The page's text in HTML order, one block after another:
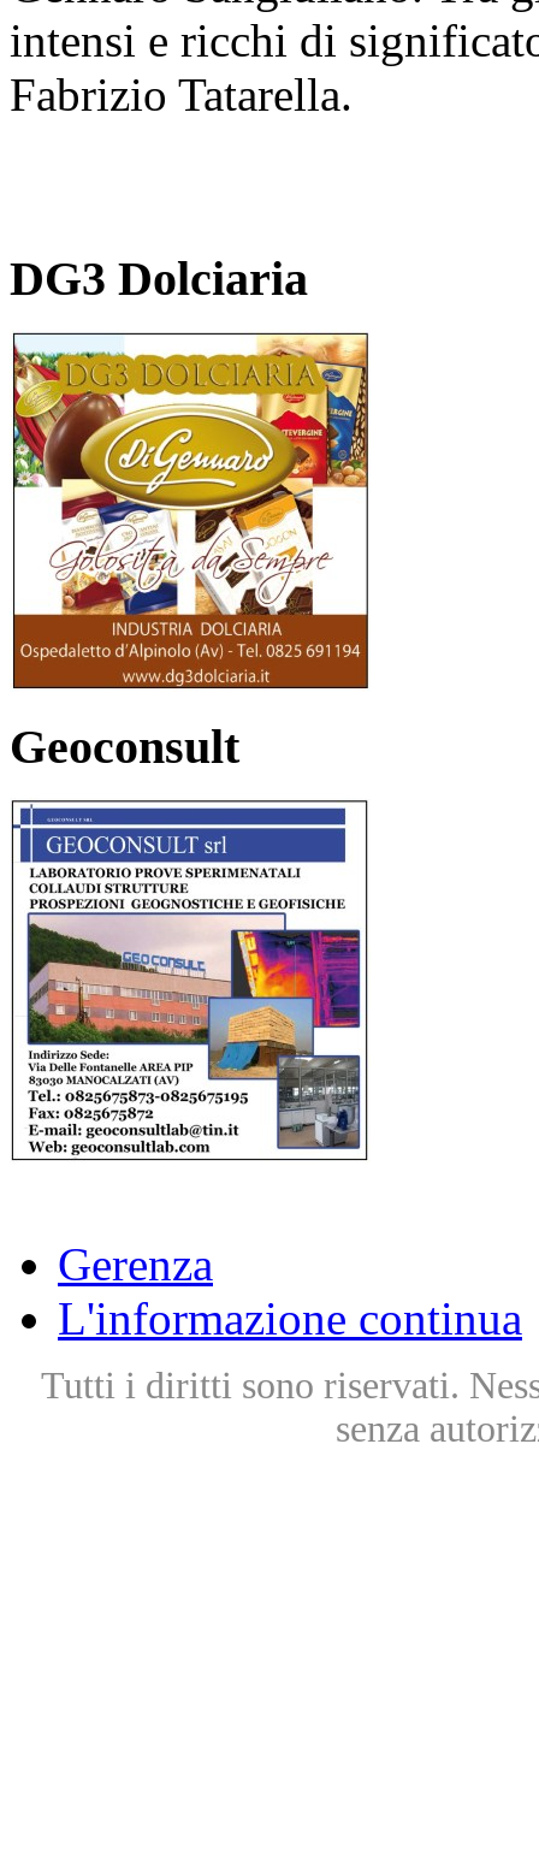
intensi e ricchi di
Fabrizio Tatarella.
DG3 Dolciaria
Geoconsult
Gerenza
L'informazione continua
Tutti i diritti sono riservati.
senza